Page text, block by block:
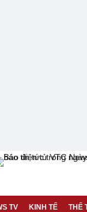
TV KINH TẾ THỂ